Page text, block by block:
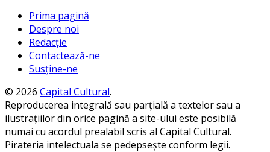
Prima pagină
Despre noi
Redacție
Contactează-ne
Susține-ne
© 2026 Capital Cultural.
Reproducerea integrală sau parțială a textelor sau a
ilustrațiilor din orice pagină a site-ului este posibilă
numai cu acordul prealabil scris al Capital Cultural.
Pirateria intelectuala se pedepsește conform legii.